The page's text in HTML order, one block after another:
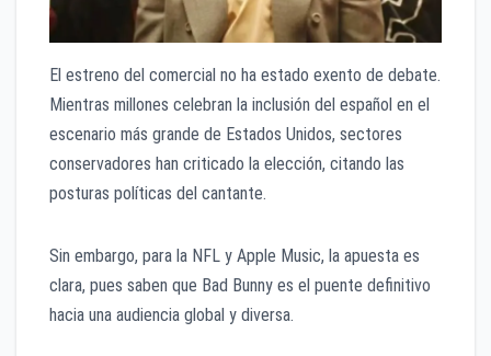
​​El estreno del comercial no ha estado exento de debate.
Mientras millones celebran la inclusión del español en el
escenario más grande de Estados Unidos, sectores
conservadores han criticado la elección, citando las
posturas políticas del cantante.
Sin embargo, para la NFL y Apple Music, la apuesta es
clara, pues saben que Bad Bunny es el puente definitivo
hacia una audiencia global y diversa.